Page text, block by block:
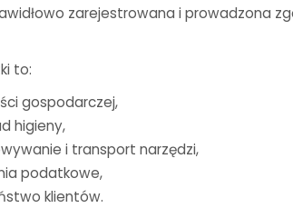
zarejestrowana i prowadzona
to:
gospodarczej,
higieny,
i transport narzędzi,
podatkowe,
klientów.